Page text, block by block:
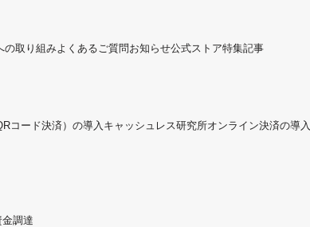
の取り組みよくあるご質問お知らせ公式ストア特集記事
コード決済）の導入キャッシュレス研究所オンライン決済の導入
調達